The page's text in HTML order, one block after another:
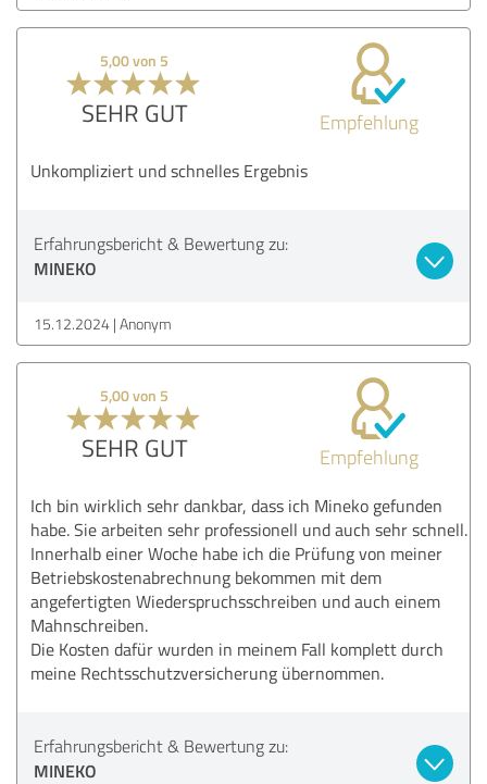
5,00 von 5
SEHR GUT Empfehlung
Unkompliziert und schnelles Ergebnis
Erfahrungsbericht & Bewertung zu:
MINEKO
15.12.2024 Anonym
5,00 von 5
SEHR GUT Empfehlung
Ich bin wirklich sehr dankbar, dass ich Mineko gefunden
habe. Sie arbeiten sehr professionell und auch sehr schnell.
Innerhalb einer Woche habe ich die Prüfung von meiner
Betriebskostenabrechnung bekommen mit dem
angefertigten Wiederspruchsschreiben und auch einem
Mahnschreiben.
Die Kosten dafür wurden in meinem Fall komplett durch
meine Rechtsschutzversicherung übernommen.
Erfahrungsbericht & Bewertung zu:
MINEKO